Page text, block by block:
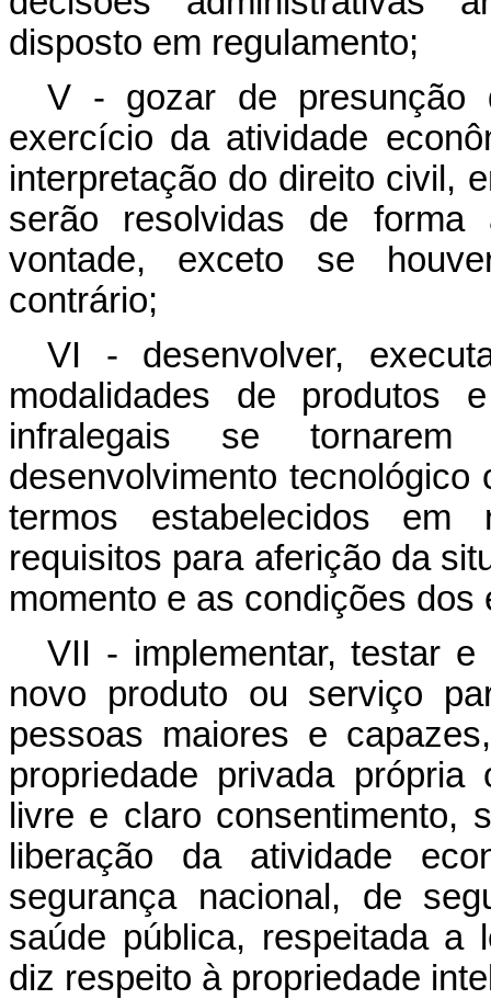
disposto em regulamento;
V - gozar de presunção
exercício da atividade
interpretação do direito civil,
serão resolvidas de
vontade, exceto se
contrário;
VI - desenvolver,
modalidades de produtos
infralegais se
desenvolvimento tecnológico
termos estabelecidos em
requisitos para aferição da
momento e as condições dos
VII - implementar, testar
novo produto ou serviço
pessoas maiores e
propriedade privada
livre e claro consentimento,
liberação da atividade
segurança nacional, de
saúde pública, respeitada a
diz respeito à propriedade